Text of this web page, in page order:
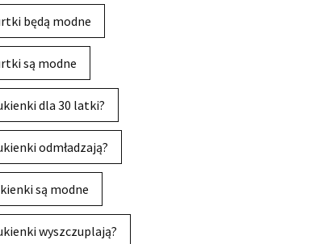
będą modne
są modne
dla 30 latki?
odmładzają?
są modne
wyszczuplają?